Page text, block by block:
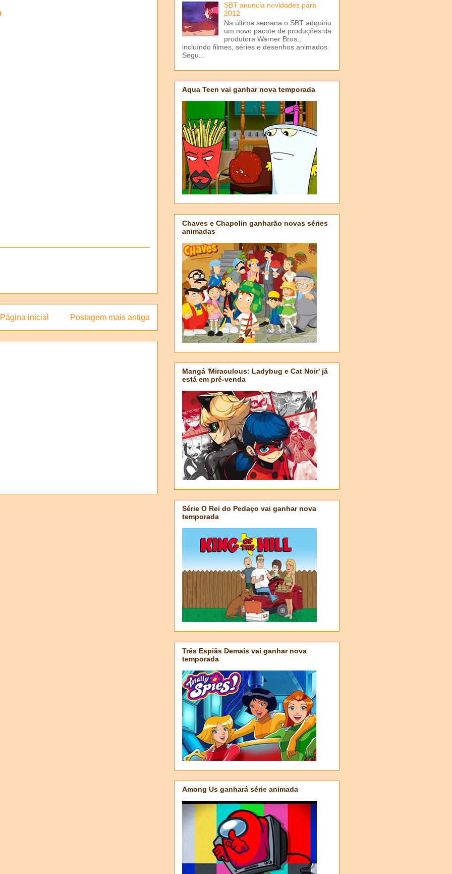
Postagem mais antiga
Página inicial
SBT anuncia novidades para
2012
Na última semana o SBT adquiriu
um novo pacote de produções da
produtora Warner Bros.,
incluíndo filmes, séries e desenhos animados.
Segu...
Aqua Teen vai ganhar nova temporada
Chaves e Chapolin ganharão novas séries
animadas
Mangá 'Miraculous: Ladybug e Cat Noir' já
está em pré-venda
Série O Rei do Pedaço vai ganhar nova
temporada
Três Espiãs Demais vai ganhar nova
temporada
Among Us ganhará série animada